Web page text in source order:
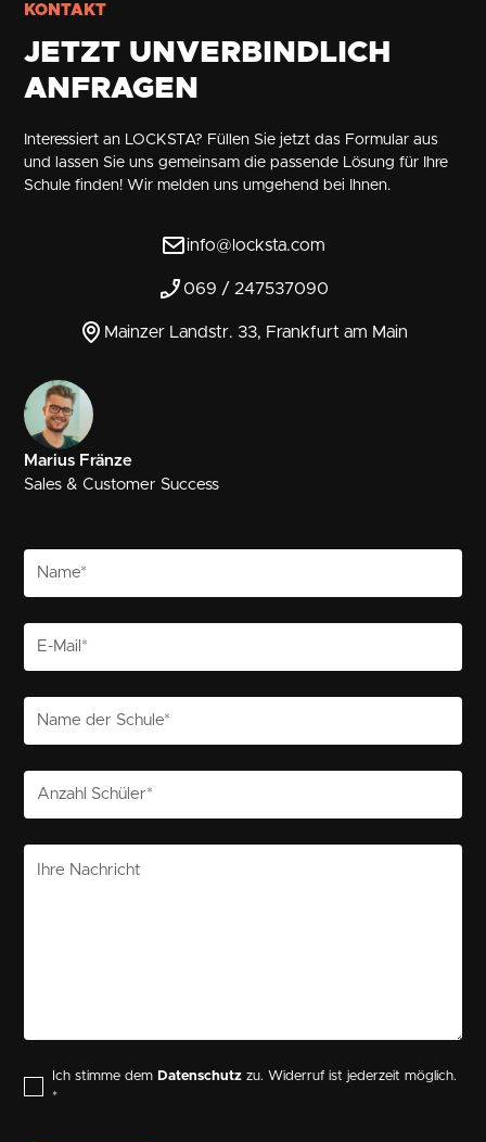
KONTAKT
JETZT UNVERBINDLICH
ANFRAGEN
Interessiert an LOCKSTA? Füllen Sie jetzt das Formular aus
und lassen Sie uns gemeinsam die passende Lösung für Ihre
Schule finden! Wir melden uns umgehend bei Ihnen.
info@locksta.com
069 / 247537090
Mainzer Landstr. 33, Frankfurt am Main
Marius Fränze
Sales & Customer Success
Ich stimme dem Datenschutz zu. Widerruf ist jederzeit möglich.
*